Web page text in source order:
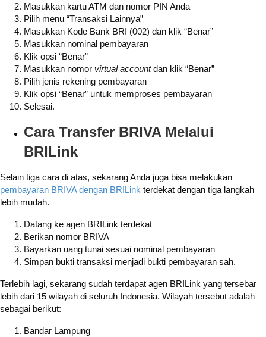
Masukkan kartu ATM dan nomor PIN Anda
Pilih menu “Transaksi Lainnya”
Masukkan Kode Bank BRI (002) dan klik “Benar”
Masukkan nominal pembayaran
Klik opsi “Benar”
Masukkan nomor virtual accountdan klik “Benar”
Pilih jenis rekening pembayaran
Klik opsi “Benar” untuk memproses pembayaran
Selesai.
Cara Transfer BRIVA Melalui
BRILink
Selain tiga cara di atas, sekarang Anda juga bisa melakukan
pembayaran BRIVA dengan BRILink terdekat dengan tiga langkah
lebih mudah.
Datang ke agen BRILink terdekat
Berikan nomor BRIVA
Bayarkan uang tunai sesuai nominal pembayaran
Simpan bukti transaksi menjadi bukti pembayaran sah.
Terlebih lagi, sekarang sudah terdapat agen BRILink yang tersebar
lebih dari 15 wilayah di seluruh Indonesia. Wilayah tersebut adalah
sebagai berikut:
Bandar Lampung